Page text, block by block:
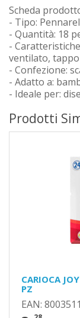
Scheda
- Tipo:
- Quantità: 18
-
ventilato,
- Confezione:
- Adatto a:
- Ideale per:
Prodotti
CARIOCA
PZ
EAN: